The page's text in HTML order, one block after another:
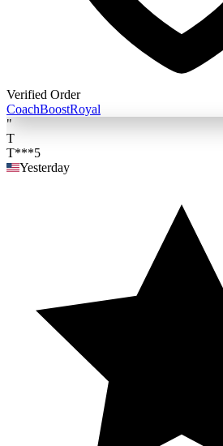
Verified Order
CoachBoostRoyal
"
T
T***5
Yesterday